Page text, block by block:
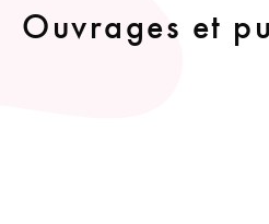
Ouvrages et